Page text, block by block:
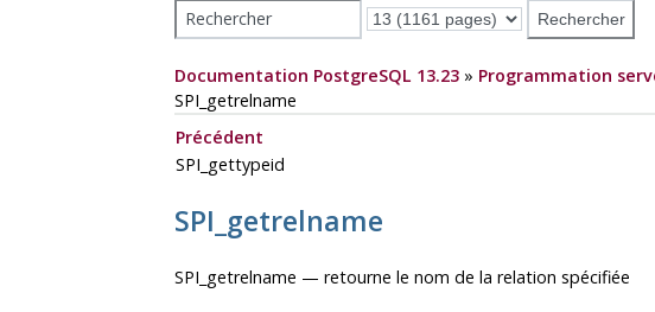
Documentation PostgreSQL 13.23 » Programmation
SPI_getrelname
Précédent
SPI_gettypeid
SPI_getrelname
SPI_getrelname — retourne le nom de la relation spécifiée